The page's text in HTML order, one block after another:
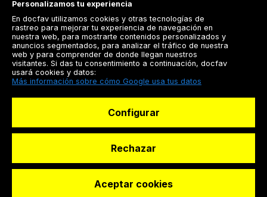
Registrarse
Docfav
© Dashboard Technologies S.L
Personalizamos tu experiencia
En docfav utilizamos cookies y otras tecnologías de
rastreo para mejorar tu experiencia de navegación en
nuestra web, para mostrarte contenidos personalizados y
anuncios segmentados, para analizar el tráfico de nuestra
web y para comprender de donde llegan nuestros
visitantes. Si das tu consentimiento a continuación, docfav
usará cookies y datos:
Más información sobre cómo Google usa tus datos
Configurar
Rechazar
Aceptar cookies